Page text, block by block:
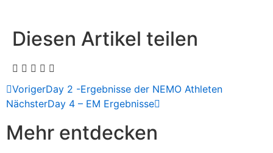
Diesen Artikel teilen
VorigerDay 2 -Ergebnisse der NEMO Athleten
NächsterDay 4 – EM Ergebnisse
Mehr entdecken